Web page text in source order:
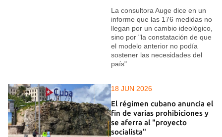
La consultora Auge dice en un
informe que las 176 medidas no
llegan por un cambio ideológico,
sino por "la constatación de que
el modelo anterior no podía
sostener las necesidades del
país"
18 JUN 2026
El régimen cubano anuncia el
fin de varias prohibiciones y
se aferra al "proyecto
socialista"